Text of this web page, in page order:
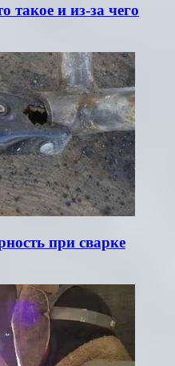
такое и из-за чего
при сварке